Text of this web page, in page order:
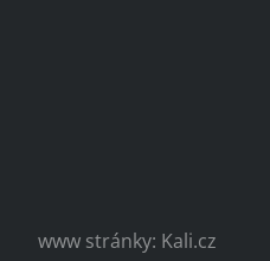
www stránky: Kali.cz